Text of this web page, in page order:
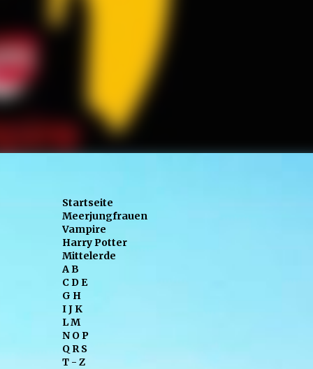
Startseite
Meerjungfrauen
Vampire
Harry Potter
Mittelerde
A B
C D E
G H
I J K
L M
N O P
Q R S
T - Z